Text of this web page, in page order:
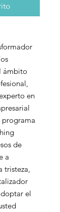
ámbito
en
programa
de
a
el